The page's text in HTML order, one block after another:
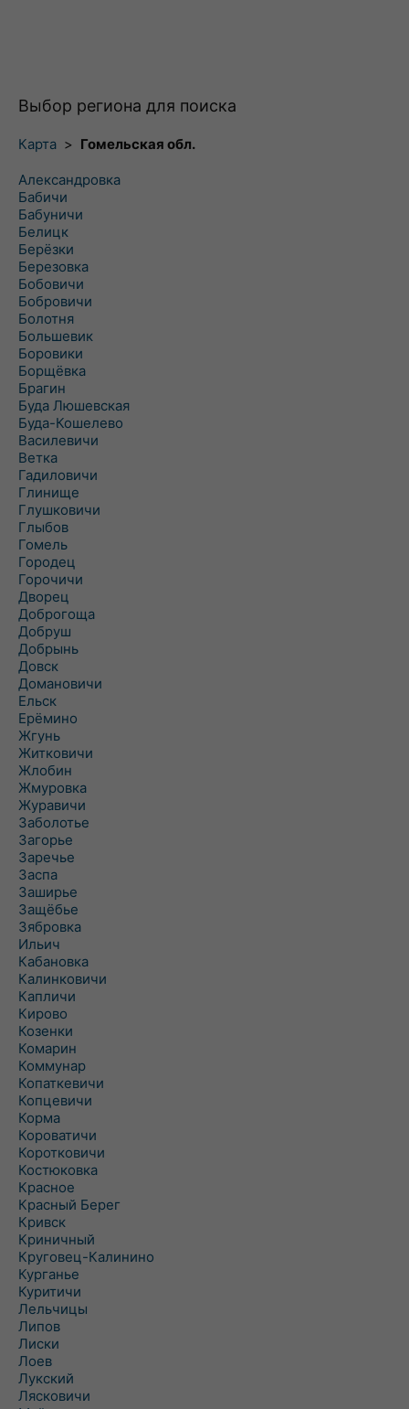
Выбор региона для поиска
Карта > Гомельская обл.
Александровка
Бабичи
Бабуничи
Белицк
Берёзки
Березовка
Бобовичи
Бобровичи
Болотня
Большевик
Боровики
Борщёвка
Брагин
Буда Люшевская
Буда-Кошелево
Василевичи
Ветка
Гадиловичи
Глинище
Глушковичи
Глыбов
Гомель
Городец
Горочичи
Дворец
Доброгоща
Добруш
Добрынь
Довск
Домановичи
Ельск
Ерёмино
Жгунь
Житковичи
Жлобин
Жмуровка
Журавичи
Заболотье
Загорье
Заречье
Заспа
Заширье
Защёбье
Зябровка
Ильич
Кабановка
Калинковичи
Капличи
Кирово
Козенки
Комарин
Коммунар
Копаткевичи
Копцевичи
Корма
Короватичи
Коротковичи
Костюковка
Красное
Красный Берег
Кривск
Криничный
Круговец-Калинино
Курганье
Куритичи
Лельчицы
Липов
Лиски
Лоев
Лукский
Лясковичи